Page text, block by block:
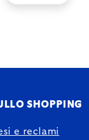
SHOPPING
e reclami